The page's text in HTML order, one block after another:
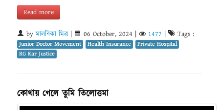
Read more
byমালবিকা মিত্র| 06 October, 2024 | 1477 | Tags :
Junior Doctor Movement Health Insurance
Private Hospital
RG Kar Justice
কোথায় গেলে তুমি তিলোত্তমা